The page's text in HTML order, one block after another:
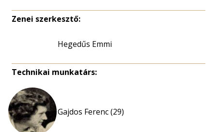
Zenei szerkesztő:
Hegedűs Emmi
Technikai munkatárs:
Gajdos Ferenc (29)